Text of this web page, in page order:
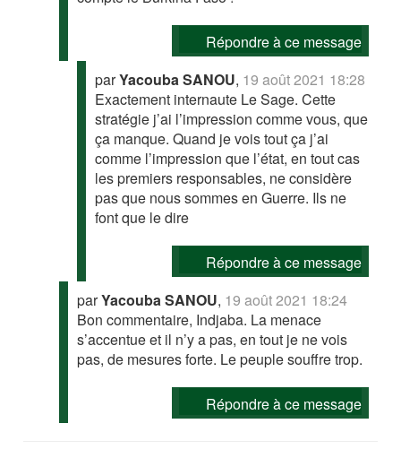
Répondre à ce message
parYacouba SANOU, 19 août 2021 18:28
Exactement internaute Le Sage. Cette
stratégie j’ai l’impression comme vous, que
ça manque. Quand je vois tout ça j’ai
comme l’impression que l’état, en tout cas
les premiers responsables, ne considère
pas que nous sommes en Guerre. Ils ne
font que le dire
Répondre à ce message
parYacouba SANOU, 19 août 2021 18:24
Bon commentaire, Indjaba. La menace
s’accentue et il n’y a pas, en tout je ne vois
pas, de mesures forte. Le peuple souffre trop.
Répondre à ce message